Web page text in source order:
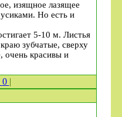
изящное лазящее
Но есть и
5-10 м. Листья
зубчатые, сверху
очень красивы и
0 |